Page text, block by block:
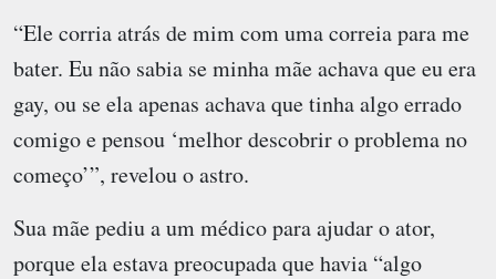
“Ele corria atrás de mim com uma correia para me
bater. Eu não sabia se minha mãe achava que eu era
gay, ou se ela apenas achava que tinha algo errado
comigo e pensou ‘melhor descobrir o problema no
começo’”, revelou o astro.
Sua mãe pediu a um médico para ajudar o ator,
porque ela estava preocupada que havia “algo